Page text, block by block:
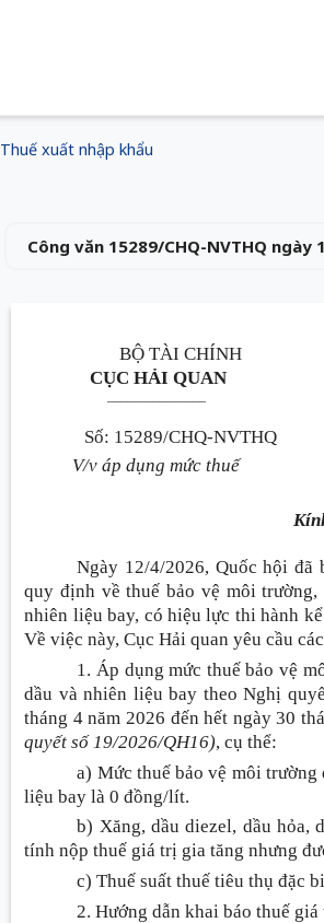
Thuế xuất nhập khẩu
Công văn 15289/CHQ-NVTHQ ngày
BỘ TÀI CHÍNH
CỤC HẢI QUAN
Số: 15289/CHQ-NVTHQ
V/v áp dụng mức thuế
Ngày 12/4/2026, Quốc hội đã
quy định về thuế bảo vệ môi
nhiên liệu bay, có hiệu lực thi hành
Về việc này, Cục Hải quan yêu cầu
1. Áp dụng mức thuế bảo vệ
dầu và nhiên liệu bay theo Nghị
tháng 4 năm 2026 đến hết ngày 30
quyết số 19/2026/QH16), cụ thể:
a) Mức thuế bảo vệ môi
liệu bay là 0 đồng/lít.
b) Xăng, dầu diezel, dầu hỏa,
tính nộp thuế giá trị gia tăng nhưng
c) Thuế suất thuế tiêu thụ đặc
2. Hướng dẫn khai báo thuế